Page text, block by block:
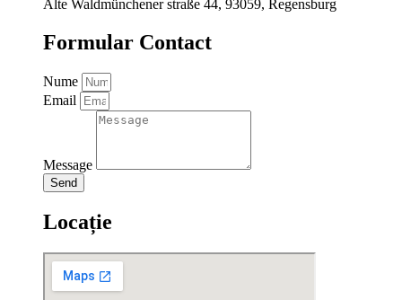
Alte Waldmünchener straße 44, 93059, Regensburg
Formular Contact
Nume
Email
Message
Send
Locație